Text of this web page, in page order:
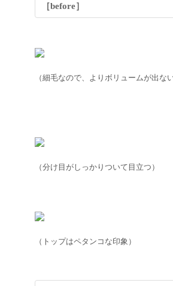
［before］
（細毛なので、よりボリュームが出ない
（分け目がしっかりついて目立つ）
（トップはペタンコな印象）